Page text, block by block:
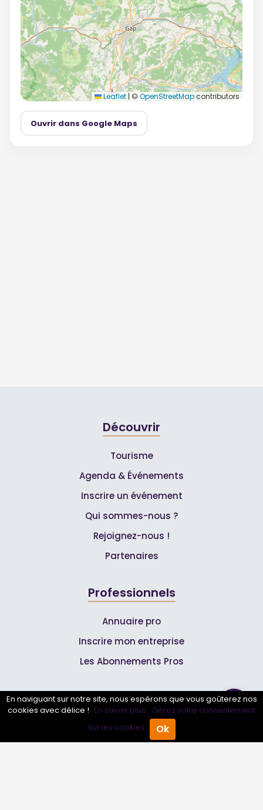
Annuaire Pro Agenda
Leaflet | © OpenStreetMapcontributors
Ouvrir dans Google Maps
Découvrir
Tourisme
Agenda & Événements
Inscrire un événement
Qui sommes-nous ?
Rejoignez-nous !
Partenaires
Professionnels
Annuaire pro
Inscrire mon entreprise
Les Abonnements Pros
Infos
Mentions légales et CGV
En naviguant sur notre site, nous espérons que vous goûterez nos
cookies avec délice ! En savoir plus. Gérez votre consentement
sur les cookies.
Ok